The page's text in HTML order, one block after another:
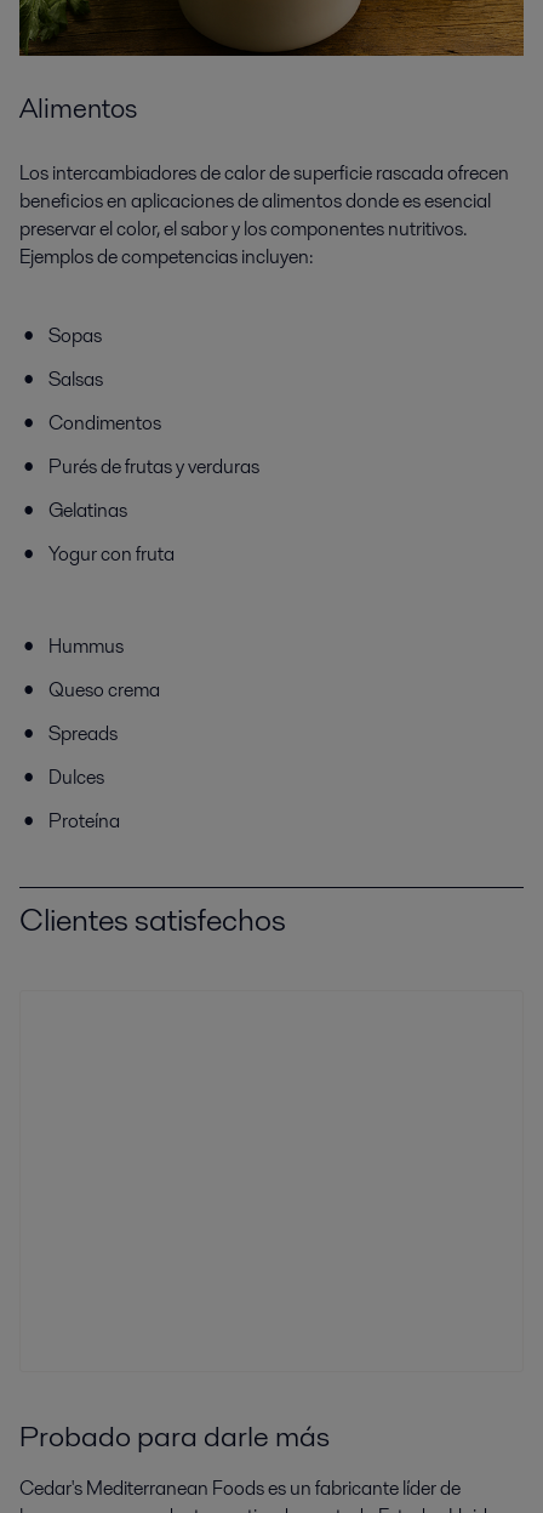
Alimentos
Los intercambiadores de calor de superficie rascada ofrecen
beneficios en aplicaciones de alimentos donde es esencial
preservar el color, el sabor y los componentes nutritivos.
Ejemplos de competencias incluyen:
Sopas
Salsas
Condimentos
Purés de frutas y verduras
Gelatinas
Yogur con fruta
Hummus
Queso crema
Spreads
Dulces
Proteína
Clientes satisfechos
Probado para darle más
Cedar's Mediterranean Foods es un fabricante líder de